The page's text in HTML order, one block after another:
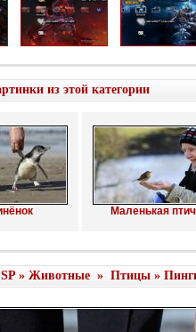
из этой категории
Маленькая
» Животные» Птицы»